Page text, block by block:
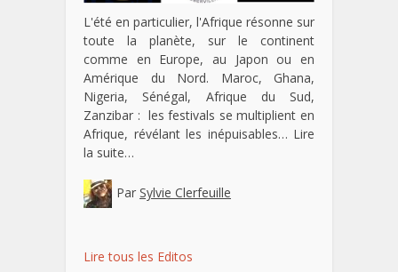
L'été en particulier, l'Afrique résonne sur
toute la planète, sur le continent
comme en Europe, au Japon ou en
Amérique du Nord. Maroc, Ghana,
Nigeria, Sénégal, Afrique du Sud,
Zanzibar : les festivals se multiplient en
Afrique, révélant les inépuisables… Lire
la suite…
Par Sylvie Clerfeuille
Lire tous les Editos